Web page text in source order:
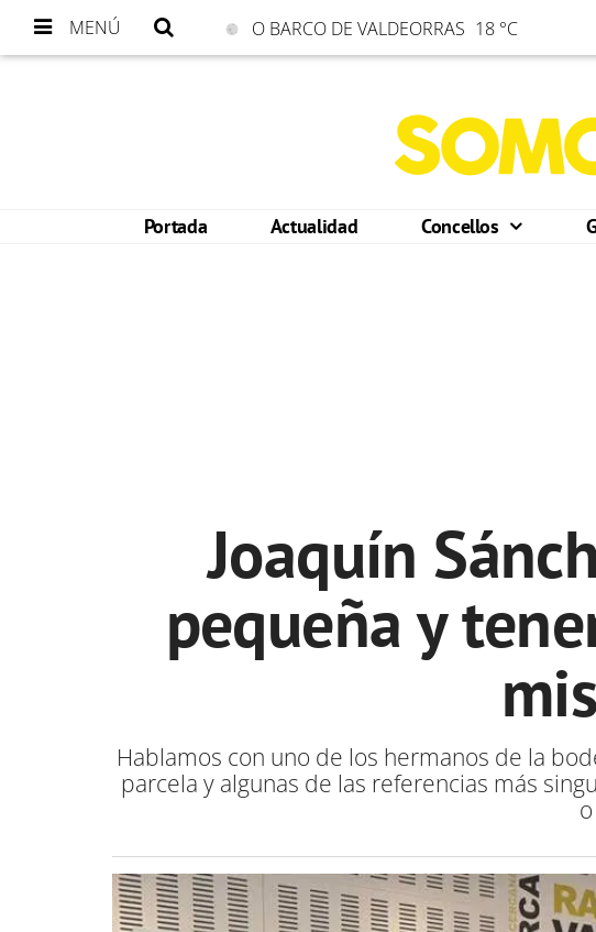
MENÚ O BARCO DE VALDEORRAS 18 °C
Portada Actualidad Concellos
Joaquín
pequeña y
Hablamos con uno de los hermanos de la
parcela y algunas de las referencias más